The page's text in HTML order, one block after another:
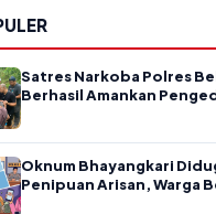
Satres Narkoba Polres
Berhasil Amankan
Oknum Bhayangkari
Penipuan Arisan, Warga